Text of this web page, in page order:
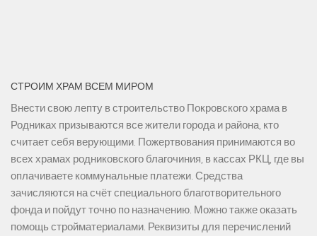
СТРОИМ ХРАМ ВСЕМ МИРОМ
Внести свою лепту в строительство Покровского храма в
Родниках призываются все жители города и района, кто
считает себя верующими. Пожертвования принимаются во
всех храмах родниковского благочиния, в кассах РКЦ, где вы
оплачиваете коммунальные платежи. Средства
зачисляются на счёт специального благотворительного
фонда и пойдут точно по назначению. Можно также оказать
помощь стройматериалами. Реквизиты для перечислений